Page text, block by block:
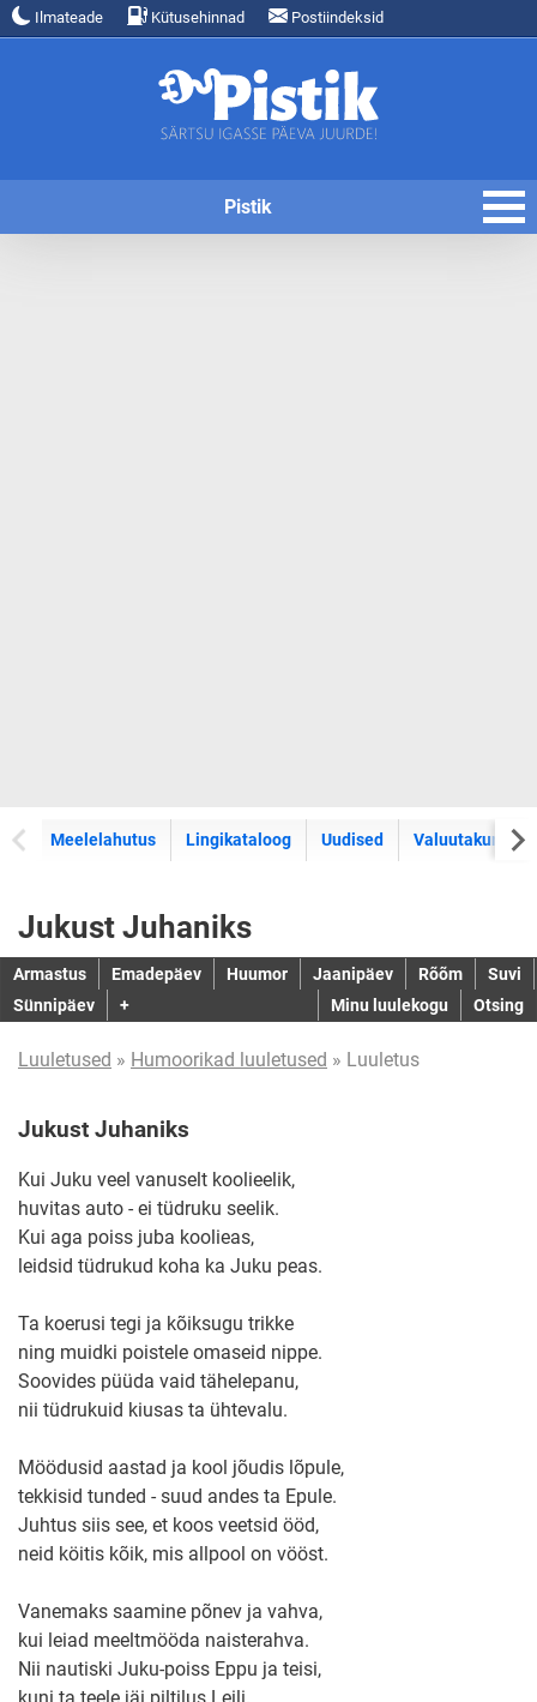
Ilmateade Kütusehinnad Postiindeksid
Pistik
Meelelahutus Lingikataloog Uudised Valuutakursid
Jukust Juhaniks
Armastus Emadepäev Huumor Jaanipäev Rõõm
Suvi
Sünnipäev
+ Minu luulekogu Otsing
Luuletused » Humoorikad luuletused » Luuletus
Jukust Juhaniks
Kui Juku veel vanuselt koolieelik,
huvitas auto - ei tüdruku seelik.
Kui aga poiss juba koolieas,
leidsid tüdrukud koha ka Juku peas.
Ta koerusi tegi ja kõiksugu trikke
ning muidki poistele omaseid nippe.
Soovides püüda vaid tähelepanu,
nii tüdrukuid kiusas ta ühtevalu.
Möödusid aastad ja kool jõudis lõpule,
tekkisid tunded - suud andes ta Epule.
Juhtus siis see, et koos veetsid ööd,
neid köitis kõik, mis allpool on vööst.
Vanemaks saamine põnev ja vahva,
kui leiad meeltmööda naisterahva.
Nii nautiski Juku-poiss Eppu ja teisi,